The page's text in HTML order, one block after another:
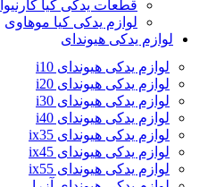
قطعات یدکی کیا
لوازم یدکی کیا موهاوی
لوازم یدکی هیوندای
لوازم یدکی هیوندای i10
لوازم یدکی هیوندای i20
لوازم یدکی هیوندای i30
لوازم یدکی هیوندای i40
لوازم یدکی هیوندای ix35
لوازم یدکی هیوندای ix45
لوازم یدکی هیوندای ix55